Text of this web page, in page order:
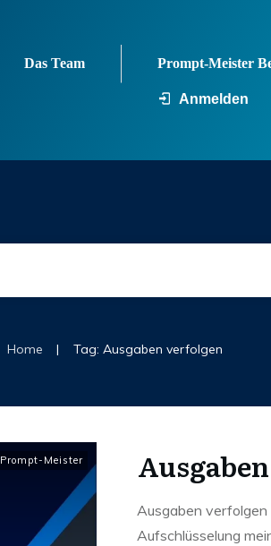
Das Team Prompt-Meister
Anmelden
Home | Tag: Ausgaben verfolgen
Prompt-Meister
Ausgaben verfolgen
Aufschlüsselung